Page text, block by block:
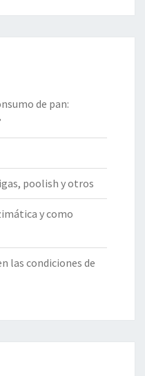
de pan:
poolish y otros
y como
las condiciones de